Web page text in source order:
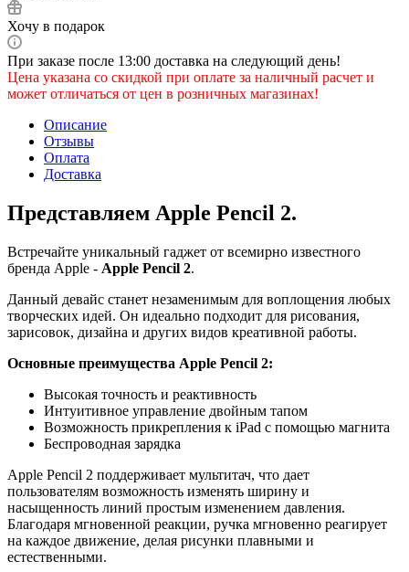
Хочу в подарок
При заказе после 13:00 доставка на следующий день!
Цена указана со скидкой при оплате за наличный расчет и
может отличаться от цен в розничных магазинах!
Описание
Отзывы
Оплата
Доставка
Представляем Apple Pencil 2.
Встречайте уникальный гаджет от всемирно известного
бренда Apple - Apple Pencil 2.
Данный девайс станет незаменимым для воплощения любых
творческих идей. Он идеально подходит для рисования,
зарисовок, дизайна и других видов креативной работы.
Основные преимущества Apple Pencil 2:
Высокая точность и реактивность
Интуитивное управление двойным тапом
Возможность прикрепления к iPad с помощью магнита
Беспроводная зарядка
Apple Pencil 2 поддерживает мультитач, что дает
пользователям возможность изменять ширину и
насыщенность линий простым изменением давления.
Благодаря мгновенной реакции, ручка мгновенно реагирует
на каждое движение, делая рисунки плавными и
естественными.